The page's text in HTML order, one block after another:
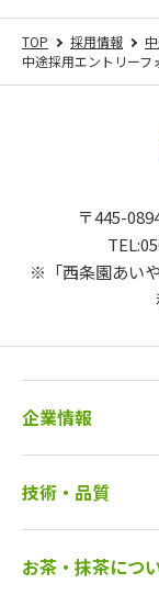
TOP 採用情報
中途採用エントリーフ
〒445-
TEL:
※ 「西条園あい
企業情報
技術・品質
お茶・抹茶につ